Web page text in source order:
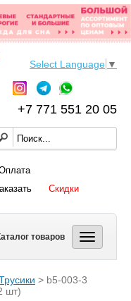
Select Language ▼
+7 771 551 20 05
Скидки
товаров
> b5-003-3
шт)